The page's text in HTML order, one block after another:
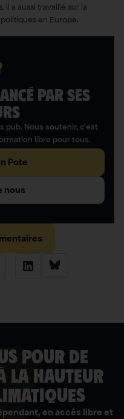
il a aussi travaillé sur la
en Europe.
PAR SES
pub. Nous soutenir, c’est
libre pour tous.
Pote
nous
pour de
la hauteur
en accès libre et